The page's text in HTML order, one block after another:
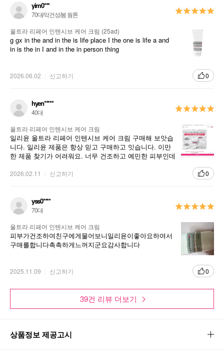
yim0***
70대/악건성/봄 웜톤
울트라 리페어 인텐시브 케어 크림 (25ad)
g gx in the and in the is life place I the one is life a and
in is the in I and in the in person thing
2026.06.02 신고하기 0
hyen*****
40대
울트라 리페어 인텐시브 케어 크림
일리윤 울트라 리페어 인텐시브 케어 크림 구매해 보앗습
니다. 일리윤 제품은 항상 믿고 구매하고 잇습니다. 이만
한 제품 찾기가 어려워요. 너무 건조하고 예민한 피부인데
2026.02.11 신고하기 0
yss0****
70대
울트라 리페어 인텐시브 케어 크림
피부가건조하여친구에게물어보니일리윤이좋아요하여서
구매를합니다촉촉하게느꺼지군요감사합니다
2025.11.09 신고하기 0
39건 리뷰 더보기
상품정보 제공고시